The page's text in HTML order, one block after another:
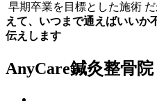
早期卒業を目標とした施術 だ
えて、いつまで通えばいいか
伝えします
AnyCare鍼灸整骨